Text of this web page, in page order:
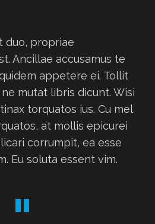
duo, propriae
Ancillae accusamus te
appetere ei. Tollit
mutat libris dicunt. Wisi
torquatos ius. Cu mel
at mollis epicurei
corrumpit, ea esse
Eu soluta essent vim.